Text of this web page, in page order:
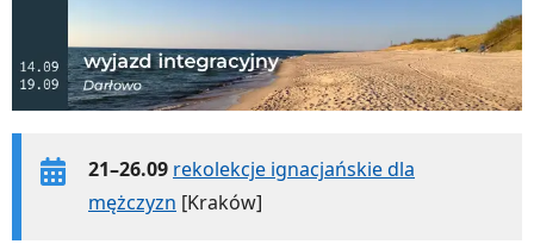
21–26.09 rekolekcje ignacjańskie dla
mężczyzn [Kraków]